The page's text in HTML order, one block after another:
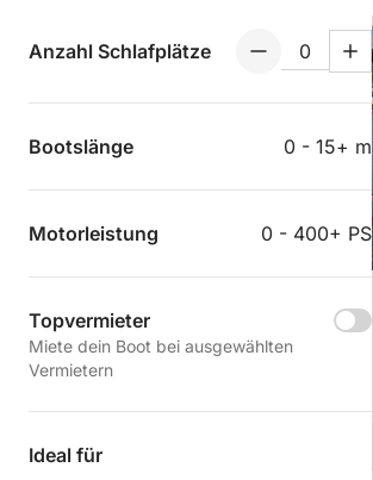
Anzahl Schlafplätze
Bootslänge 0 - 15+ m
Motorleistung 0 - 400+ PS
Topvermieter
Miete dein Boot bei ausgewählten
Vermietern
Ideal für